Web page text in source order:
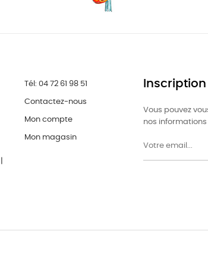
Tél: 04 72 61 98 51
Contactez-nous
Mon compte
Mon magasin
Vous pouvez
nos